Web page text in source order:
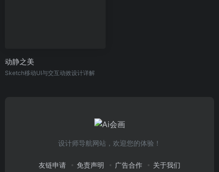
动静之美
Sketch移动UI与交互动效设计详解
设计师导航网站，欢迎您的体验！
友链申请 免责声明 广告合作 关于我们